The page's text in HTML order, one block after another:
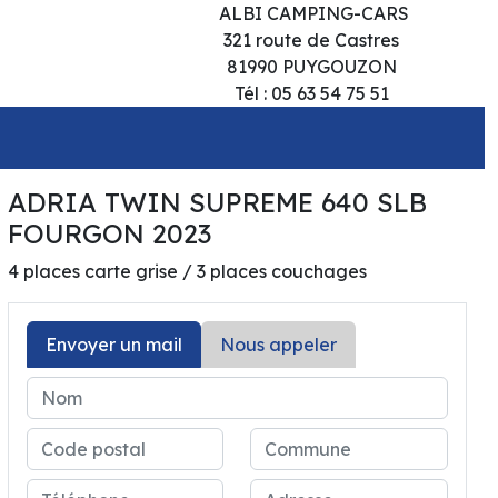
ALBI CAMPING-CARS
321 route de Castres
81990 PUYGOUZON
Tél : 05 63 54 75 51
ADRIA TWIN SUPREME 640 SLB
FOURGON 2023
4 places carte grise / 3 places couchages
Envoyer un mail Nous appeler